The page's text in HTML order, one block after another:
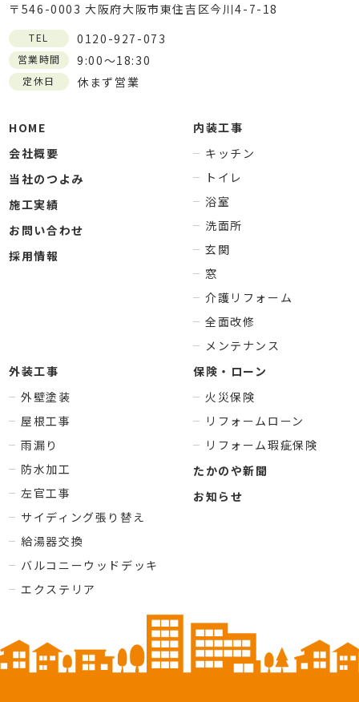
〒546-0003 大阪府大阪市東住吉区今川4-7-18
TEL 0120-927-073
営業時間 9:00～18:30
定休日 休まず営業
HOME
会社概要
当社のつよみ
施工実績
お問い合わせ
採用情報
内装工事
キッチン
トイレ
浴室
洗面所
玄関
窓
介護リフォーム
全面改修
メンテナンス
外装工事
外壁塗装
屋根工事
雨漏り
防水加工
左官工事
サイディング張り替え
給湯器交換
バルコニーウッドデッキ
エクステリア
保険・ローン
火災保険
リフォームローン
リフォーム瑕疵保険
たかのや新聞
お知らせ